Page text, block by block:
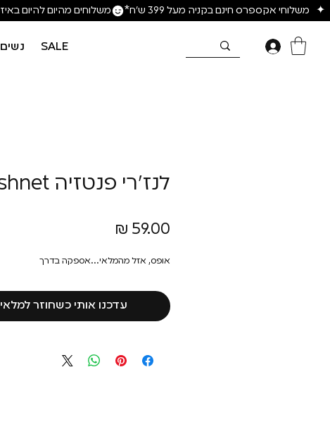
SALE נשים
לנז׳רי פנטזיה Fishnet
אופס, אזל מהמלאי...אספקה בדרך
עדכנו אותי כשחוזר למלאי